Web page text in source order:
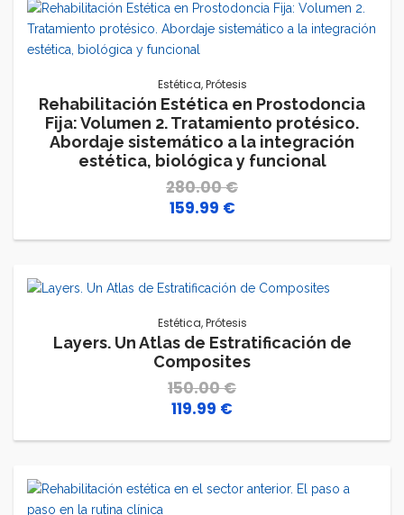
Estética,Prótesis
Rehabilitación Estética en Prostodoncia
Fija: Volumen 2. Tratamiento protésico.
Abordaje sistemático a la integración
estética, biológica y funcional
280.00€
El
280.00 €.
159.99 €El
159.99 €.
Estética,Prótesis
Layers. Un Atlas de Estratificación de
Composites
150.00€
150.00 €.
119.99 €
119.99 €.